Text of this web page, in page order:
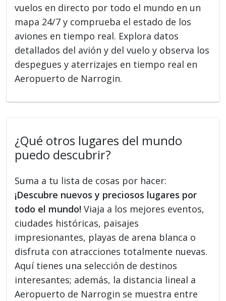
vuelos en directo por todo el mundo en un
mapa 24/7 y comprueba el estado de los
aviones en tiempo real. Explora datos
detallados del avión y del vuelo y observa los
despegues y aterrizajes en tiempo real en
Aeropuerto de Narrogin.
¿Qué otros lugares del mundo
puedo descubrir?
Suma a tu lista de cosas por hacer:
¡Descubre nuevos y preciosos lugares por
todo el mundo! Viaja a los mejores eventos,
ciudades históricas, paisajes
impresionantes, playas de arena blanca o
disfruta con atracciones totalmente nuevas.
Aquí tienes una selección de destinos
interesantes; además, la distancia lineal a
Aeropuerto de Narrogin se muestra entre